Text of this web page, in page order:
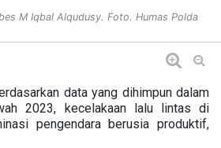
M Iqbal Alqudusy. Foto. Humas Polda
data yang dihimpun dalam
2023, kecelakaan lalu lintas di
pengendara berusia produktif,